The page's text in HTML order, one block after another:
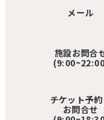
メール
施設お問合
チケット予約
お問合せ